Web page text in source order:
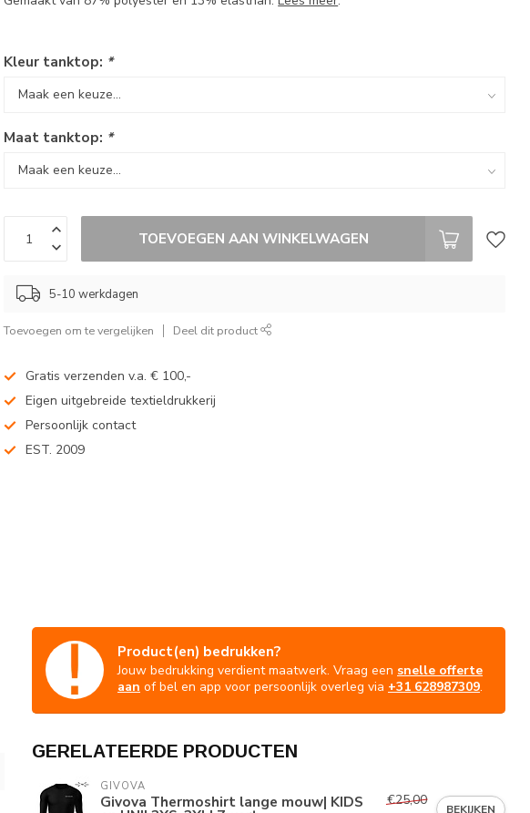
Kleur tanktop: *
Maat tanktop: *
TOEVOEGEN AAN WINKELWAGEN
5-10 werkdagen
Toevoegen om te vergelijken Deel dit product
Gratis verzenden v.a. € 100,-
Eigen uitgebreide textieldrukkerij
Persoonlijk contact
EST. 2009
Product(en) bedrukken?
Jouw bedrukking verdient maatwerk. Vraag een snelle offerte
aan of bel en app voor persoonlijk overleg via +31 628987309.
GERELATEERDE PRODUCTEN
GIVOVA
Givova Thermoshirt lange mouw| KIDS
€25,00
BEKIJKEN